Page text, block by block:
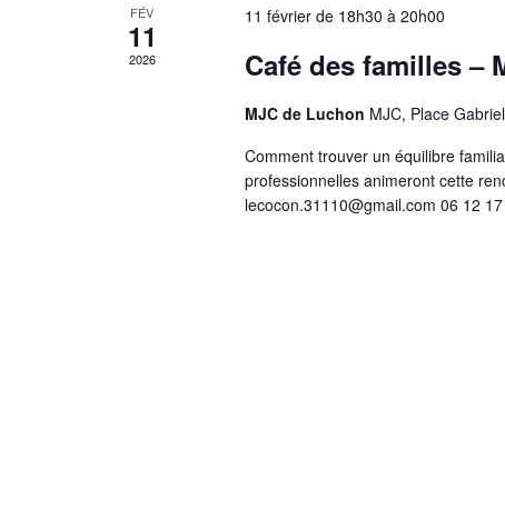
FÉV
11
2026
11 février de 18h30 à 20h00
Café des familles –
MJC de Luchon MJC, Place
Comment trouver un équilibre
professionnelles animeront cette
lecocon.31110@gmail.com 06 12